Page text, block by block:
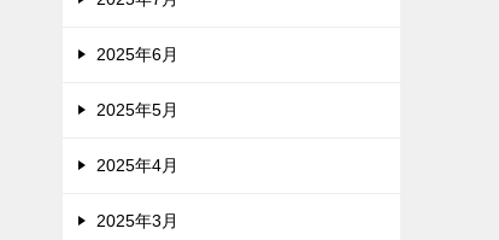
2025年6月
2025年5月
2025年4月
2025年3月